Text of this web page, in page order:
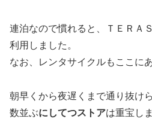
連泊なので慣れると、ＴＥＲＡ
利用しました。
なお、レンタサイクルもここに
朝早くから夜遅くまで通り抜け
数並ぶにしてつストアは重宝し